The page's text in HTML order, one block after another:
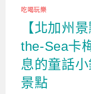
吃喝玩樂
【北加州
the-Sea卡
息的童話
景點